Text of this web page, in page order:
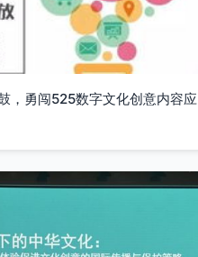
，勇闯525数字文化创意内容应